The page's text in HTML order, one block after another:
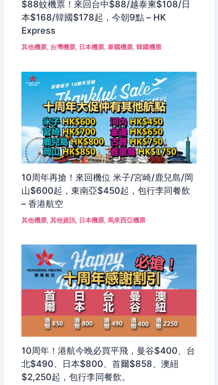
$88蚊機票！來回台中$88/越泰柬$108/日
本$168/韓國$178起，今朝9點 – HK
Express
其他機票, 台灣機票, 日本機票,泰國機票,韓國機票
10周年再搶！來回機位 米子/宮崎/鹿兒島/岡
山$600起，東南亞$450起，包行李同餐飲
– 香港航空
其他機票,其他資訊, 日本機票,馬來西亞機票
10周年！港航今晚必買平飛，曼谷$400、台
北$490、日本$800、首爾$858、澳紐
$2,250起，包行李同餐飲。